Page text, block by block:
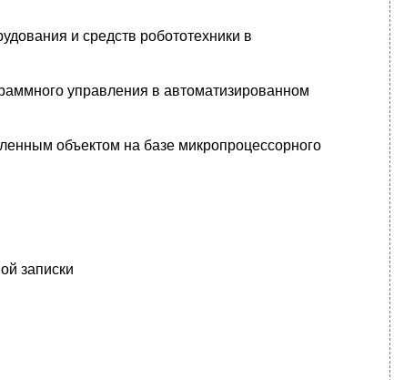
и средств робототехники в
управления в автоматизированном
объектом на базе микропроцессорного
записки